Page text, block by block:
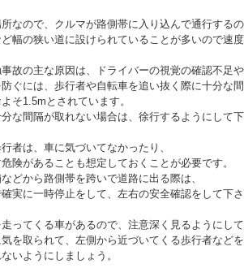
なので、クルマが路側帯に入り込んで通行する
幅の狭い道に設けられていることが多いので速
故の主な原因は、ドライバーの視覚の確認不足
ぐには、歩行者や自転車を追い抜く際に十分な
そ1.5mとされています。
な間隔が取れない場合は、徐行するようにして
者は、車に気づいてなかったり、
険があることも想定しておくことが必要です。
どから路側帯を跨いで道路に出る際は、
実に一時停止をして、左右の安全確認をして下
ってくる車があるので、注意深く見るようにし
を取られて、左側から近づいてくる歩行者など
いようにしましょう。